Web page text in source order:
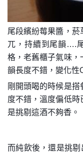
尾段繽紛莓果醬，
兀，持續到尾韻….
格，老舊櫃子氣味，
韻長度不錯，變化性
剛開頭喝的時候是
度不錯，溫度偏低
是挑剔這酒不夠香。
而純飲後，還是挑